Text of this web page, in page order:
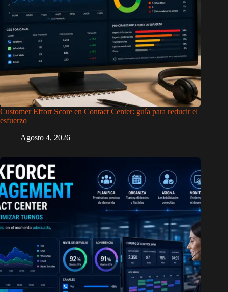
Customer Effort Score en Contact Center: guía para reducir el
esfuerzo
Agosto 4, 2026